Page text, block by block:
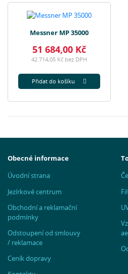
Messner MP 35000
51 684,00 Kč
42 714,05 Kč bez DPH
Přidat do košíku
Obecné informace
Úvodní strana
Jezírkové centrum
Obchodní a reklamační
podmínky
Odstoupení od smlouvy
/ reklamace
Ceník dopravy